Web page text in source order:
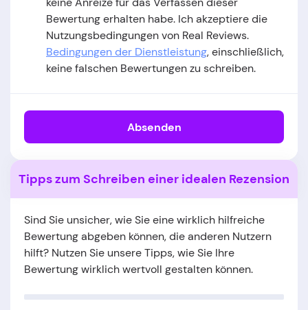
Bewertung erhalten habe. Ich akzeptiere die
Nutzungsbedingungen von Real Reviews.
Bedingungen der Dienstleistung, einschließlich,
keine falschen Bewertungen zu schreiben.
Absenden
Tipps zum Schreiben einer idealen Rezension
Sind Sie unsicher, wie Sie eine wirklich hilfreiche
Bewertung abgeben können, die anderen Nutzern
hilft? Nutzen Sie unsere Tipps, wie Sie Ihre
Bewertung wirklich wertvoll gestalten können.